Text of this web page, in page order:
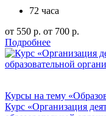
72 часа
от 550 р. от 700 р.
Подробнее
Курсы на тему
Курс «Организация